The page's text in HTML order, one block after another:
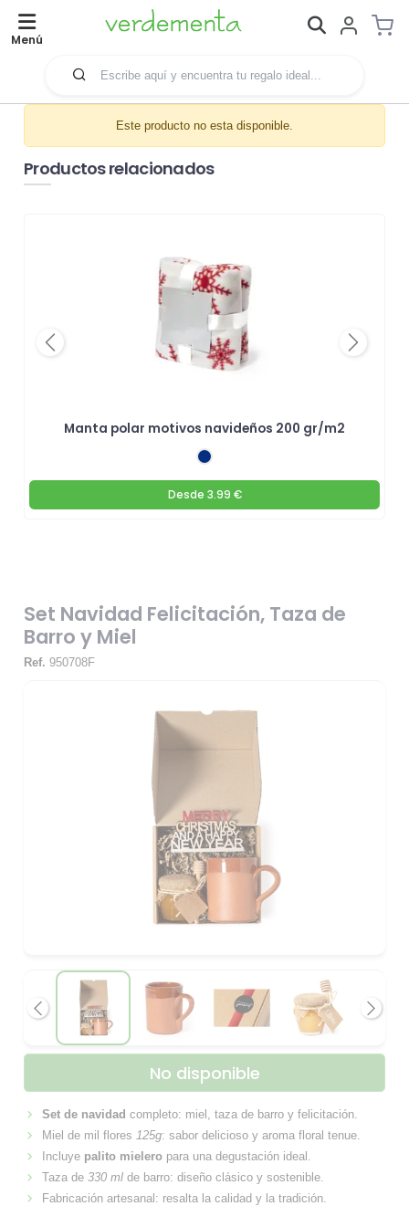
Menú
Este producto no esta disponible.
Productos relacionados
Manta polar motivos navideños 200 gr/m2
Desde 3.99 €
Previous Next
Set Navidad Felicitación, Taza de
Barro y Miel
Ref. 950708F
Anterior
No disponible
Set de navidad completo: miel, taza de barro y felicitación.
Miel de mil flores 125g: sabor delicioso y aroma floral tenue.
Incluye palito mieleropara una degustación ideal.
Taza de 330 mlde barro: diseño clásico y sostenible.
Fabricación artesanal: resalta la calidad y la tradición.